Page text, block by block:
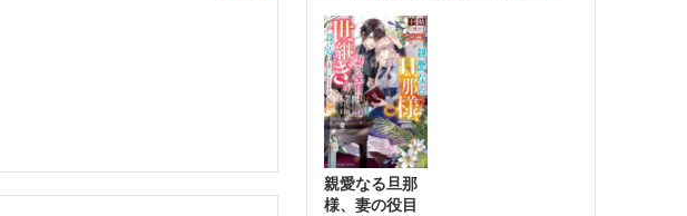
親愛なる旦那
様、妻の役目